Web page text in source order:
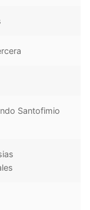
Santofimio